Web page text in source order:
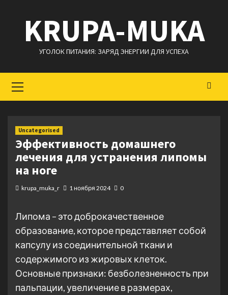
содержимому
KRUPA-MUKA
УГОЛОК ПИТАНИЯ: ЗАРЯД ЭНЕРГИИ ДЛЯ УСПЕХА
меню
Uncategorised
Эффективность домашнего
лечения для устранения липомы
на ноге
krupa_muka_r 1 ноября 2024 0
Липома – это доброкачественное
образование, которое представляет собой
капсулу из соединительной ткани и
содержимого из жировых клеток.
Основные признаки: безболезненность при
пальпации, увеличение в размерах,